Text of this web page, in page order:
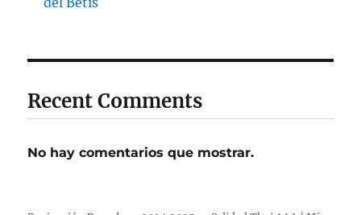
Recent Comments
No hay comentarios que mostrar.